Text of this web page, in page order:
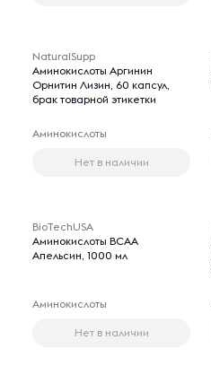
NaturalSupp
Аминокислоты Аргинин
Орнитин Лизин, 60 капсул,
брак товарной этикетки
Аминокислоты
Нет в наличии
BioTechUSA
Аминокислоты BCAA
Апельсин, 1000 мл
Аминокислоты
Нет в наличии